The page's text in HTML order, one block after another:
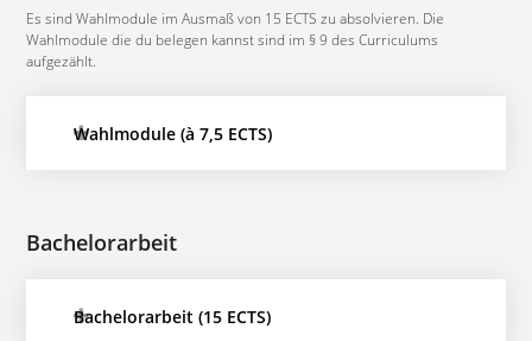
Es sind Wahlmodule im Ausmaß von 15 ECTS zu absolvieren. Die
Wahlmodule die du belegen kannst sind im § 9 des Curriculums
aufgezählt.
Wahlmodule (à 7,5 ECTS)
Bachelorarbeit
Bachelorarbeit (15 ECTS)